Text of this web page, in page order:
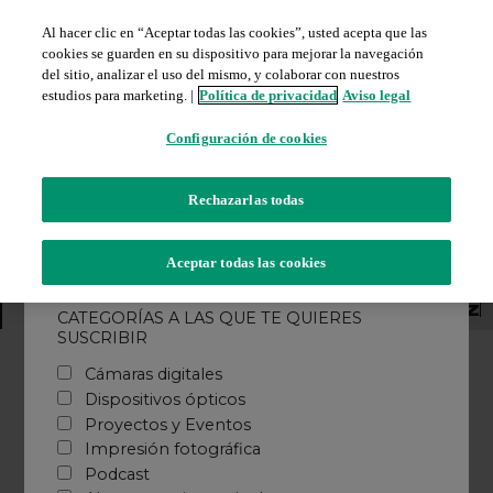
ÓPTICOS
ALMACENAMIENTO DE DATOSPROYECTOS Y EVENTOS
PODCAST
Cámaras digitales
Impresión fotográfica
Fotografía analógica
Dispositivos ópticos
Almacenamiento de datos
Proyectos y eventos
CATEGORÍAS A LAS QUE TE QUIERES
SUSCRIBIR
Cámaras digitales
Dispositivos ópticos
Proyectos y Eventos
Impresión fotográfica
Podcast
Al hacer clic en “Aceptar todas las cookies”, usted acepta que las
cookies se guarden en su dispositivo para mejorar la navegación
del sitio, analizar el uso del mismo, y colaborar con nuestros
estudios para marketing. | Política de privacidad Aviso legal
Configuración de cookies
Rechazarlas todas
Aceptar todas las cookies